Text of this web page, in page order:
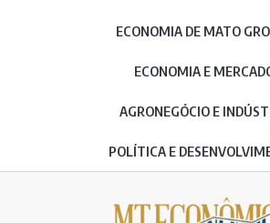
ECONOMIA DE MATO
ECONOMIA E
AGRONEGÓCIO E
POLÍTICA E